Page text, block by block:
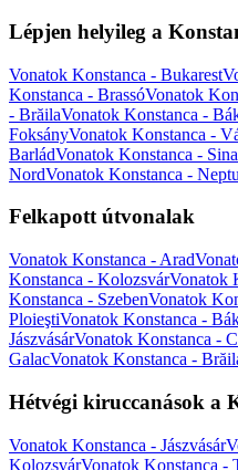
Lépjen helyileg a
Vonatok Konstanca - Bukarest
Konstanca - BrassóVonatok
- BrăilaVonatok Konstanca -
FoksányVonatok Konstanca -
BarládVonatok Konstanca -
NordVonatok Konstanca -
Felkapott útvonalak
Vonatok Konstanca - Arad
Konstanca - KolozsvárVonatok
Konstanca - SzebenVonatok
PloieştiVonatok Konstanca -
JászvásárVonatok Konstanca -
GalacVonatok Konstanca -
Hétvégi kiruccanások a
Vonatok Konstanca - Jászvásár
KolozsvárVonatok Konstanca -